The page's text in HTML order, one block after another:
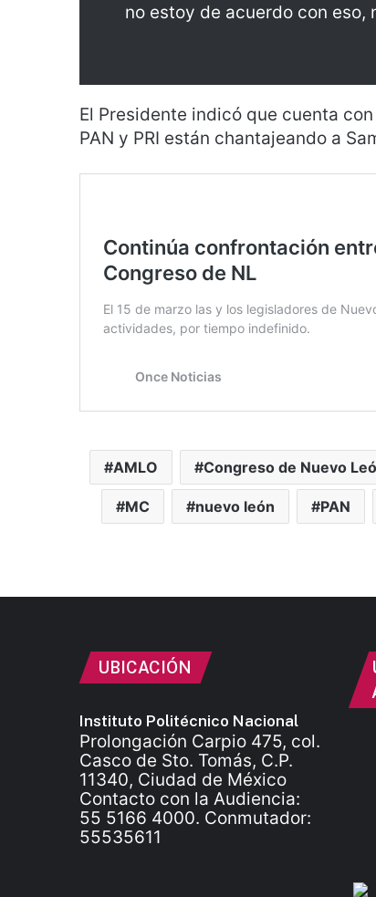
no estoy de acuerdo con eso,
El Presidente indicó que cuenta
PAN y PRI están chantajeando a
AMLO Congreso de Nuevo
MC nuevo león PAN
UBICACIÓN
Instituto Politécnico Nacional
Prolongación Carpio 475, col.
Casco de Sto. Tomás, C.P.
11340, Ciudad de México
Contacto con la Audiencia:
55 5166 4000. Conmutador:
55535611